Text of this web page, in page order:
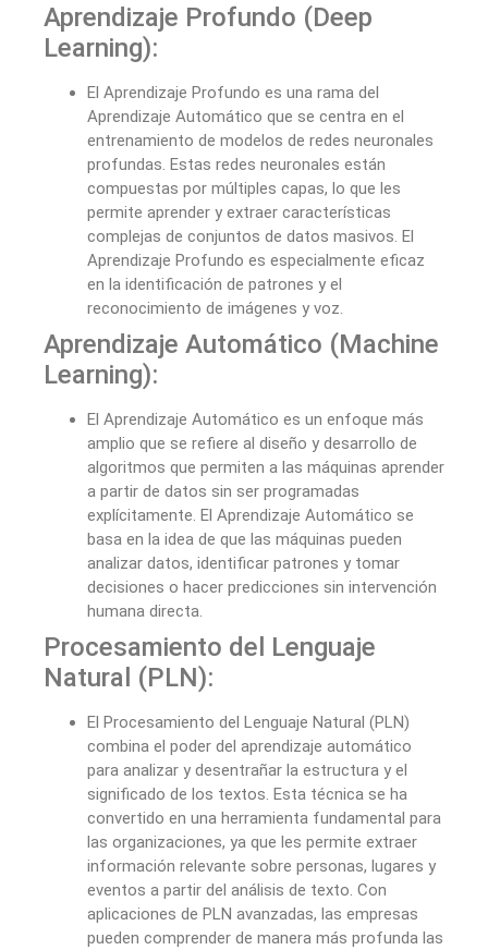
Aprendizaje Profundo (Deep
Learning):
El Aprendizaje Profundo es una rama del
Aprendizaje Automático que se centra en el
entrenamiento de modelos de redes neuronales
profundas. Estas redes neuronales están
compuestas por múltiples capas, lo que les
permite aprender y extraer características
complejas de conjuntos de datos masivos. El
Aprendizaje Profundo es especialmente eficaz
en la identificación de patrones y el
reconocimiento de imágenes y voz.
Aprendizaje Automático (Machine
Learning):
El Aprendizaje Automático es un enfoque más
amplio que se refiere al diseño y desarrollo de
algoritmos que permiten a las máquinas aprender
a partir de datos sin ser programadas
explícitamente. El Aprendizaje Automático se
basa en la idea de que las máquinas pueden
analizar datos, identificar patrones y tomar
decisiones o hacer predicciones sin intervención
humana directa.
Procesamiento del Lenguaje
Natural (PLN):
El Procesamiento del Lenguaje Natural (PLN)
combina el poder del aprendizaje automático
para analizar y desentrañar la estructura y el
significado de los textos. Esta técnica se ha
convertido en una herramienta fundamental para
las organizaciones, ya que les permite extraer
información relevante sobre personas, lugares y
eventos a partir del análisis de texto. Con
aplicaciones de PLN avanzadas, las empresas
pueden comprender de manera más profunda las